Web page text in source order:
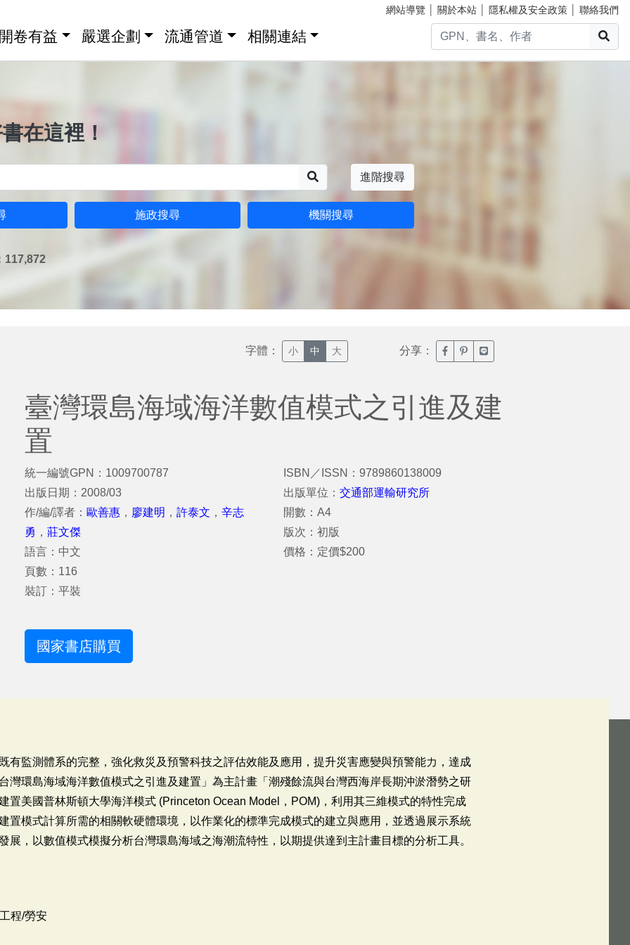
網站導覽 關於本站 隱私權及安全政策 聯絡我們
卷有益 嚴選企劃 流通管道 相關連結
在這裡！
進階搜尋
施政搜尋 機關搜尋
117,872
字體： 小 中 大 分享： 臉書分享(另開新視窗)
噗浪分享(另開新視窗)
Line分享(另開新視窗)
臺灣環島海域海洋數值模式之引進及建
置
統一編號GPN：1009700787
出版日期：2008/03
作/編/譯者： 歐善惠 ， 廖建明 ， 許泰文 ， 辛志
勇 ， 莊文傑
語言：中文
頁數：116
裝訂：平裝
ISBN／ISSN：9789860138009
出版單位：交通部運輸研究所
開數：A4
版次：初版
價格：定價$200
國家書店購買
有監測體系的完整，強化救災及預警科技之評估效能及應用，提升災害應變與預警能力，達成
灣環島海域海洋數值模式之引進及建置」為主計畫「潮殘餘流與台灣西海岸長期沖淤潛勢之研
置美國普林斯頓大學海洋模式 (Princeton Ocean Model，POM)，利用其三維模式的特性完成
置模式計算所需的相關軟硬體環境，以作業化的標準完成模式的建立與應用，並透過展示系統
展，以數值模式模擬分析台灣環島海域之海潮流特性，以期提供達到主計畫目標的分析工具。
程/勞安